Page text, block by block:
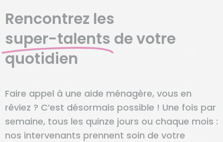
Rencontrez les
super-talents de votre
quotidien
Faire appel à une aide ménagère, vous en
rêviez ? C’est désormais possible ! Une fois par
semaine, tous les quinze jours ou chaque mois :
nos intervenants prennent soin de votre